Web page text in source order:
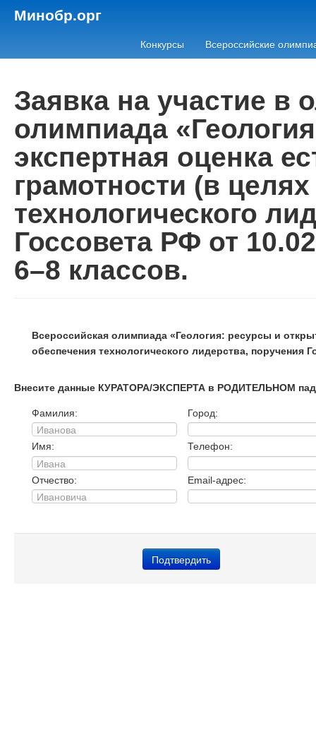
Минобр.орг
Конкурсы Всероссийские
Заявка на участие в
олимпиада
экспертная оценка
грамотности (в
технологического
Госсовета РФ от
6–8 классов.
Всероссийская олимпиада «Геология: ресурсы и
обеспечения технологического лидерства, поручения
Внесите данные КУРАТОРА/ЭКСПЕРТА в РОДИТЕЛЬНОМ
Фамилия:
Имя:
Отчество:
Город:
Телефон:
Email-адрес: